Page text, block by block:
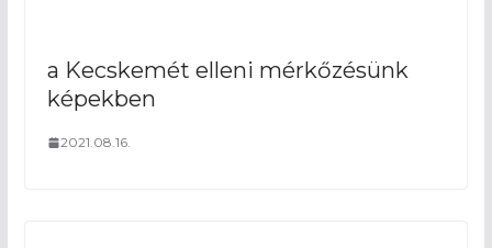
a Kecskemét elleni mérkőzésünk
képekben
2021.08.16.